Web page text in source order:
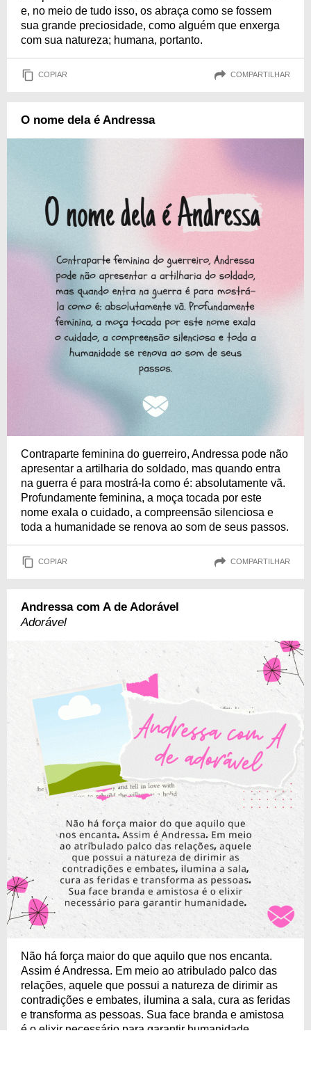
e, no meio de tudo isso, os abraça como se fossem
sua grande preciosidade, como alguém que enxerga
com sua natureza; humana, portanto.
COPIAR COMPARTILHAR
O nome dela é Andressa
Contraparte feminina do guerreiro, Andressa pode não
apresentar a artilharia do soldado, mas quando entra
na guerra é para mostrá-la como é: absolutamente vã.
Profundamente feminina, a moça tocada por este
nome exala o cuidado, a compreensão silenciosa e
toda a humanidade se renova ao som de seus passos.
COPIAR COMPARTILHAR
Andressa com A de Adorável
Adorável
Não há força maior do que aquilo que nos encanta.
Assim é Andressa. Em meio ao atribulado palco das
relações, aquele que possui a natureza de dirimir as
contradições e embates, ilumina a sala, cura as feridas
e transforma as pessoas. Sua face branda e amistosa
é o elixir necessário para garantir humanidade.